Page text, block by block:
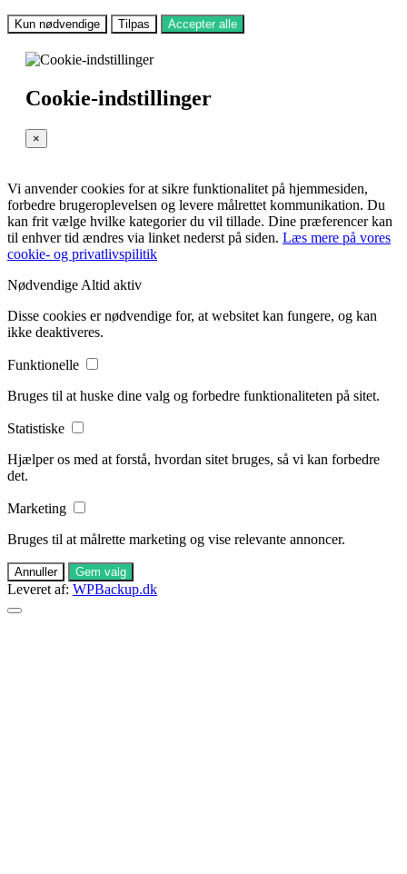
Kun nødvendige Tilpas Accepter alle
Cookie-indstillinger
×
Vi anvender cookies for at sikre funktionalitet på hjemmesiden,
forbedre brugeroplevelsen og levere målrettet kommunikation. Du
kan frit vælge hvilke kategorier du vil tillade. Dine præferencer kan
til enhver tid ændres via linket nederst på siden. Læs mere på vores
cookie- og privatlivspilitik
Nødvendige Altid aktiv
Disse cookies er nødvendige for, at websitet kan fungere, og kan
ikke deaktiveres.
Funktionelle
Bruges til at huske dine valg og forbedre funktionaliteten på sitet.
Statistiske
Hjælper os med at forstå, hvordan sitet bruges, så vi kan forbedre
det.
Marketing
Bruges til at målrette marketing og vise relevante annoncer.
Annuller Gem valg
Leveret af: WPBackup.dk